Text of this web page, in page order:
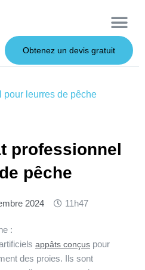
Obtenez un devis gratuit
pour leurres de pêche
professionnel
pêche
2024 11h47
:
appâts conçus pour
des proies. Ils sont